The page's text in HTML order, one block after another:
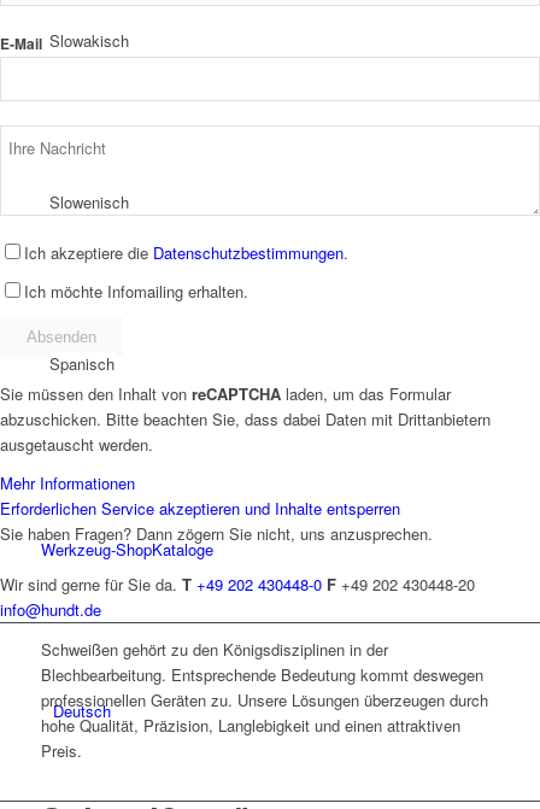
Slowakisch
Slowenisch
Spanisch
Werkzeug-ShopKataloge
Deutsch
E-Mail
Ich akzeptiere die Datenschutzbestimmungen.
Ich möchte Infomailing erhalten.
Sie müssen den Inhalt von reCAPTCHA laden, um das Formular
abzuschicken. Bitte beachten Sie, dass dabei Daten mit Drittanbietern
ausgetauscht werden.
Mehr Informationen
Erforderlichen Service akzeptieren und Inhalte entsperren
Sie haben Fragen? Dann zögern Sie nicht, uns anzusprechen.
Wir sind gerne für Sie da. T +49 202 430448-0 F +49 202 430448-20
info@hundt.de
Schweißen gehört zu den Königsdisziplinen in der
Blechbearbeitung. Entsprechende Bedeutung kommt deswegen
professionellen Geräten zu. Unsere Lösungen überzeugen durch
hohe Qualität, Präzision, Langlebigkeit und einen attraktiven
Preis.